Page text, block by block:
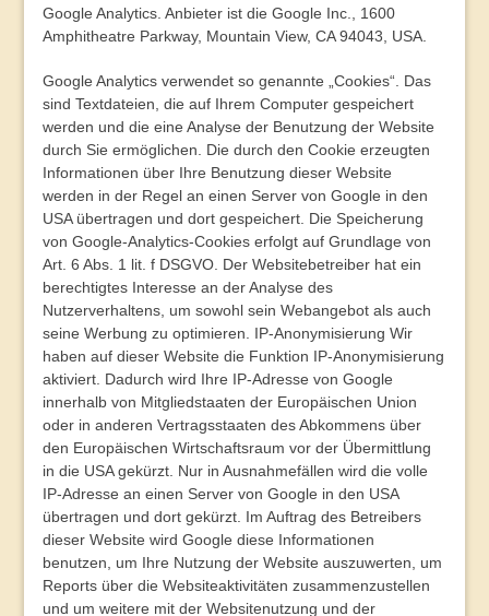
Google Analytics. Anbieter ist die Google Inc., 1600
Amphitheatre Parkway, Mountain View, CA 94043, USA.
Google Analytics verwendet so genannte „Cookies“. Das
sind Textdateien, die auf Ihrem Computer gespeichert
werden und die eine Analyse der Benutzung der Website
durch Sie ermöglichen. Die durch den Cookie erzeugten
Informationen über Ihre Benutzung dieser Website
werden in der Regel an einen Server von Google in den
USA übertragen und dort gespeichert. Die Speicherung
von Google-Analytics-Cookies erfolgt auf Grundlage von
Art. 6 Abs. 1 lit. f DSGVO. Der Websitebetreiber hat ein
berechtigtes Interesse an der Analyse des
Nutzerverhaltens, um sowohl sein Webangebot als auch
seine Werbung zu optimieren. IP-Anonymisierung Wir
haben auf dieser Website die Funktion IP-Anonymisierung
aktiviert. Dadurch wird Ihre IP-Adresse von Google
innerhalb von Mitgliedstaaten der Europäischen Union
oder in anderen Vertragsstaaten des Abkommens über
den Europäischen Wirtschaftsraum vor der Übermittlung
in die USA gekürzt. Nur in Ausnahmefällen wird die volle
IP-Adresse an einen Server von Google in den USA
übertragen und dort gekürzt. Im Auftrag des Betreibers
dieser Website wird Google diese Informationen
benutzen, um Ihre Nutzung der Website auszuwerten, um
Reports über die Websiteaktivitäten zusammenzustellen
und um weitere mit der Websitenutzung und der